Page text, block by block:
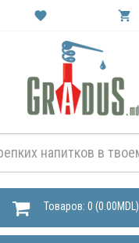
favorite shopping_cart
Товаров: 0 (0.00MDL)